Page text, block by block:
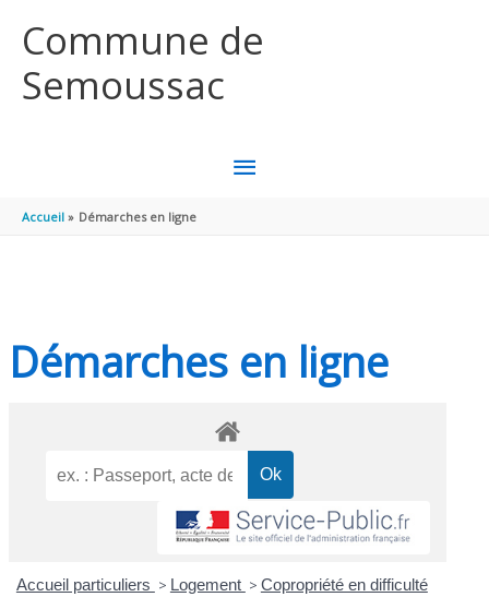
Commune de
Semoussac
MENU
Accueil Démarches en ligne
Démarches en ligne
Accueil particuliers > Logement > Copropriété en difficulté